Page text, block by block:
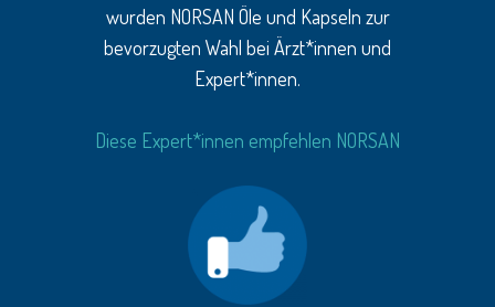
wurden NORSAN Öle und Kapseln zur
bevorzugten Wahl bei Ärzt*innen und
Expert*innen.
Diese Expert*innen empfehlen NORSAN